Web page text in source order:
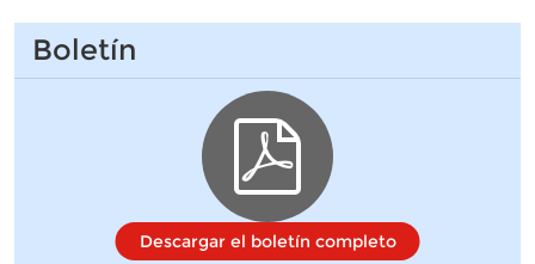
Boletín
Descargar el boletín completo